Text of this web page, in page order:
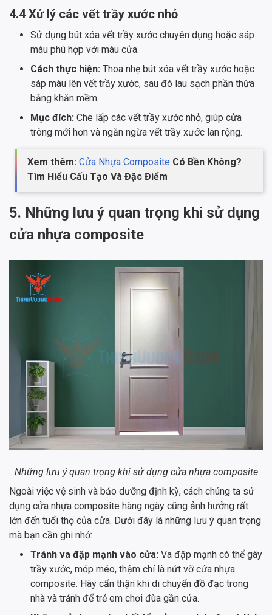
4.4 Xử lý các vết trầy xước nhỏ
Sử dụng bút xóa vết trầy xước chuyên dụng hoặc sáp
màu phù hợp với màu cửa.
Cách thực hiện: Thoa nhẹ bút xóa vết trầy xước hoặc
sáp màu lên vết trầy xước, sau đó lau sạch phần thừa
bằng khăn mềm.
Mục đích: Che lấp các vết trầy xước nhỏ, giúp cửa
trông mới hơn và ngăn ngừa vết trầy xước lan rộng.
Xem thêm: Cửa Nhựa Composite Có Bền Không?
Tìm Hiểu Cấu Tạo Và Đặc Điểm
5. Những lưu ý quan trọng khi sử dụng
cửa nhựa composite
Những lưu ý quan trọng khi sử dụng cửa nhựa composite
Ngoài việc vệ sinh và bảo dưỡng định kỳ, cách chúng ta sử
dụng cửa nhựa composite hàng ngày cũng ảnh hưởng rất
lớn đến tuổi thọ của cửa. Dưới đây là những lưu ý quan trọng
mà bạn cần ghi nhớ:
Tránh va đập mạnh vào cửa: Va đập mạnh có thể gây
trầy xước, móp méo, thậm chí là nứt vỡ cửa nhựa
composite. Hãy cẩn thận khi di chuyển đồ đạc trong
nhà và tránh để trẻ em chơi đùa gần cửa.